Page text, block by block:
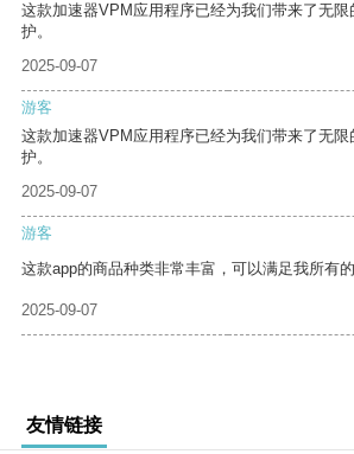
这款加速器VPM应用程序已经为我们带来了无
护。
2025-09-07
游客
这款加速器VPM应用程序已经为我们带来了无
护。
2025-09-07
游客
这款app的商品种类非常丰富，可以满足我所有的
2025-09-07
友情链接